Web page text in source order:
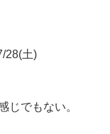
28(土)
じでもない。